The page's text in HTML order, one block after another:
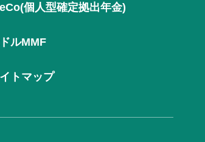
個人型確定拠出年金)
ルMMF
トマップ